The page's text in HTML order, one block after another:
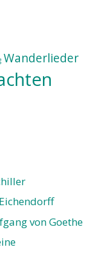
Wanderlieder
von Goethe